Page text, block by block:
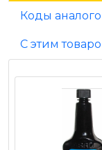
Коды
С этим